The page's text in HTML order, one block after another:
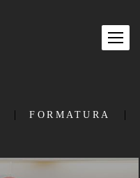
FORMATURA